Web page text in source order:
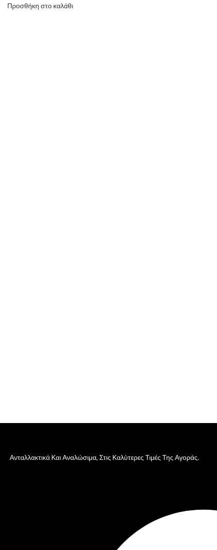
Προσθήκη στο καλάθι
Ανταλλακτικά Και Αναλώσιμα, Στις Καλύτερες Τιμές Της Αγοράς.